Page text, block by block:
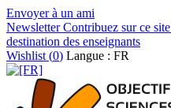
Envoyer à un ami
NewsletterContribuez sur ce site
destination des enseignants
Wishlist (0) Langue : FR